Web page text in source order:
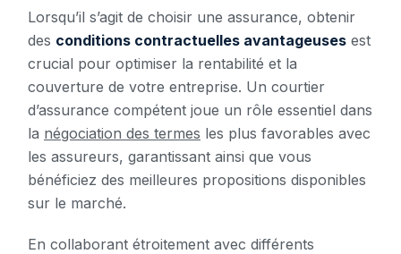
Lorsqu’il s’agit de choisir une assurance, obtenir
des conditions contractuelles avantageuses est
crucial pour optimiser la rentabilité et la
couverture de votre entreprise. Un courtier
d’assurance compétent joue un rôle essentiel dans
la négociation des termes les plus favorables avec
les assureurs, garantissant ainsi que vous
bénéficiez des meilleures propositions disponibles
sur le marché.
En collaborant étroitement avec différents